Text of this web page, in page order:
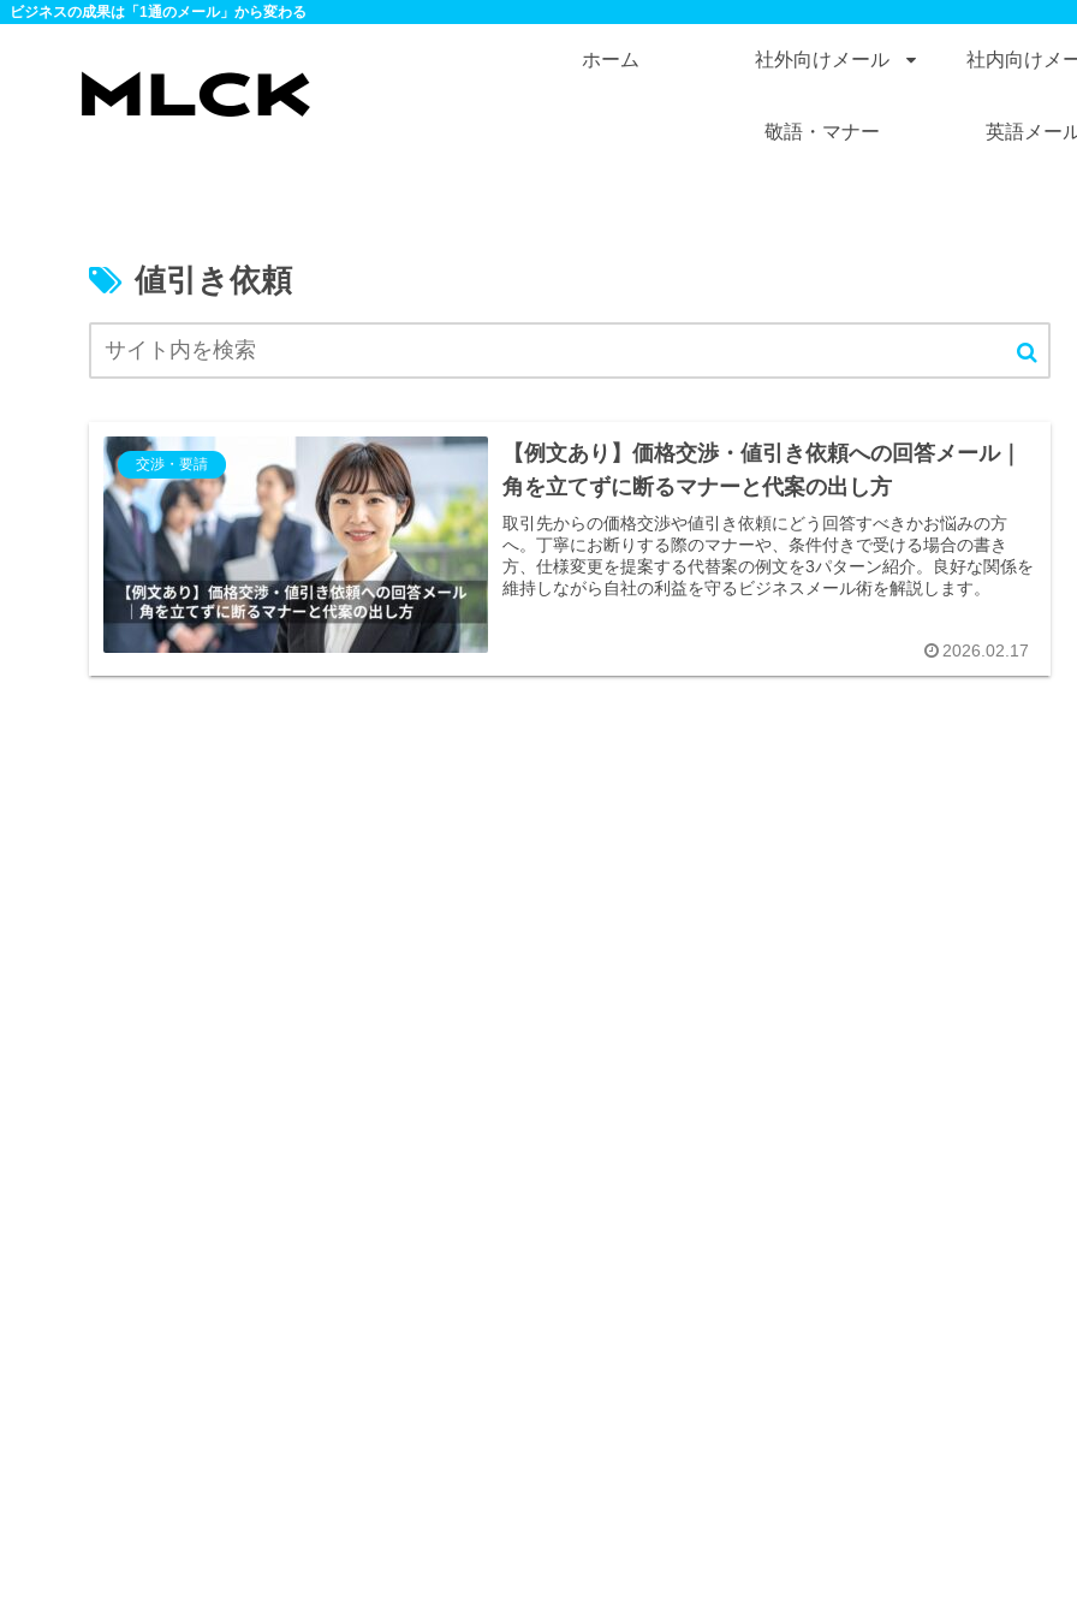
ビジネスの成果は「1通のメール」から変わる
ホーム 社外向けメール 社内向けメ
敬語・マナー 英語メー
値引き依頼
交渉・要請
【例文あり】価格交渉・値引き依頼への回答メール｜
角を立てずに断るマナーと代案の出し方
取引先からの価格交渉や値引き依頼にどう回答すべきかお悩みの方
へ。丁寧にお断りする際のマナーや、条件付きで受ける場合の書き
方、仕様変更を提案する代替案の例文を3パターン紹介。良好な関係を
維持しながら自社の利益を守るビジネスメール術を解説します。
2026.02.17